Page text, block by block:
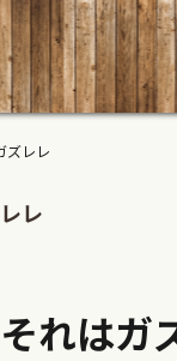
ズレレ
レ
れはガ